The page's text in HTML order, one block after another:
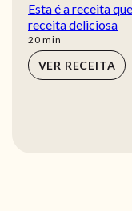
Esta é a receita
receita deliciosa
20min
min
VER RECEITA